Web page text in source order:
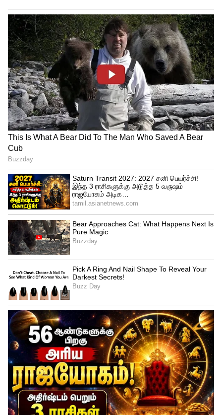
எஞ்சின் மூலம் இயக்கப்படுகிறது. இது
190hp ஆற்றலையும் 320Nm
முறுக்குவிசையையும் வெளிப்படுத்துகிறது.
இந்த எஸ்யூவி காரின் எஞ்சின் 7-ஸ்பீடு DSG
கியர்பாக்ஸுடன் இணைக்கப்பட்டுள்ளது.
4
6
Skoda Kodiaq Price Cut
8.0-இன்ச் டச்ஸ்கிரீன்
இன்ஃபோடெயின்மென்ட் சிஸ்டம், 10.25-